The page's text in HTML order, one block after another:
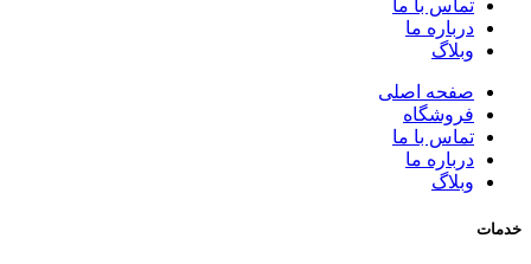
تماس با ما
درباره ما
وبلاگ
صفحه اصلی
فروشگاه
تماس با ما
درباره ما
وبلاگ
خدمات